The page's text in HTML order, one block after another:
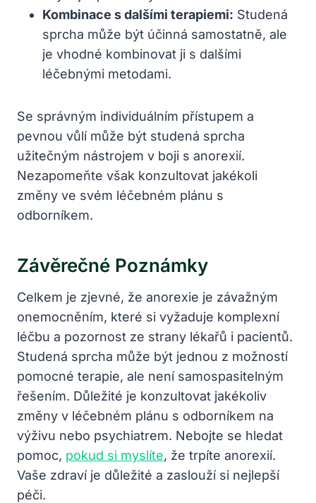
Kombinace s dalšími terapiemi: Studená
sprcha může být účinná samostatně, ale
je vhodné kombinovat ji s dalšími
léčebnými metodami.
Se správným individuálním přístupem a
pevnou vůlí může být studená sprcha
užitečným nástrojem v boji s anorexií.
Nezapomeňte však konzultovat jakékoli
změny ve svém léčebném plánu s
odborníkem.
Závěrečné Poznámky
Celkem je zjevné, že anorexie je závažným
onemocněním, které si vyžaduje komplexní
léčbu a pozornost ze strany lékařů i pacientů.
Studená sprcha může být jednou z možností
pomocné terapie, ale není samospasitelným
řešením. Důležité je konzultovat jakékoliv
změny v léčebném plánu s odborníkem na
výživu nebo psychiatrem. Nebojte se hledat
pomoc, pokud si myslíte, že trpíte anorexií.
Vaše zdraví je důležité a zaslouží si nejlepší
péči.